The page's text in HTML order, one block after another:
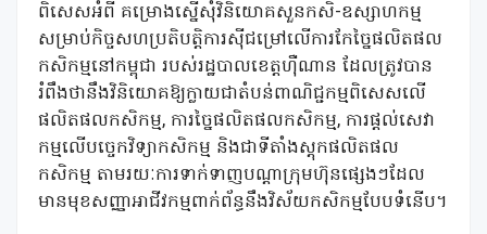
ពិសេសអំពី គម្រោងស្នើសុំវិនិយោគសួនកសិ-ឧស្សាហកម្ម
សម្រាប់កិច្ចសហប្រតិបត្តិការស៊ីជម្រៅលើការកែច្នៃផលិតផល
កសិកម្មនៅកម្ពុជា របស់រដ្ឋបាលខេត្តហ៊ឺណាន ដែលត្រូវបាន
រំពឹងថានឹងវិនិយោគឱ្យក្លាយជាតំបន់ពាណិជ្ជកម្មពិសេសលើ
ផលិតផលកសិកម្ម, ការច្នៃផលិតផលកសិកម្ម, ការផ្ដល់សេវា
កម្មលើបច្ចេកវិទ្យាកសិកម្ម និងជាទីតាំងស្តុកផលិតផល
កសិកម្ម តាមរយៈការទាក់ទាញបណ្ដាក្រុមហ៊ុនផ្សេងៗដែល
មានមុខសញ្ញាអាជីវកម្មពាក់ព័ន្ធនឹងវិស័យកសិកម្មបែបទំនើប។